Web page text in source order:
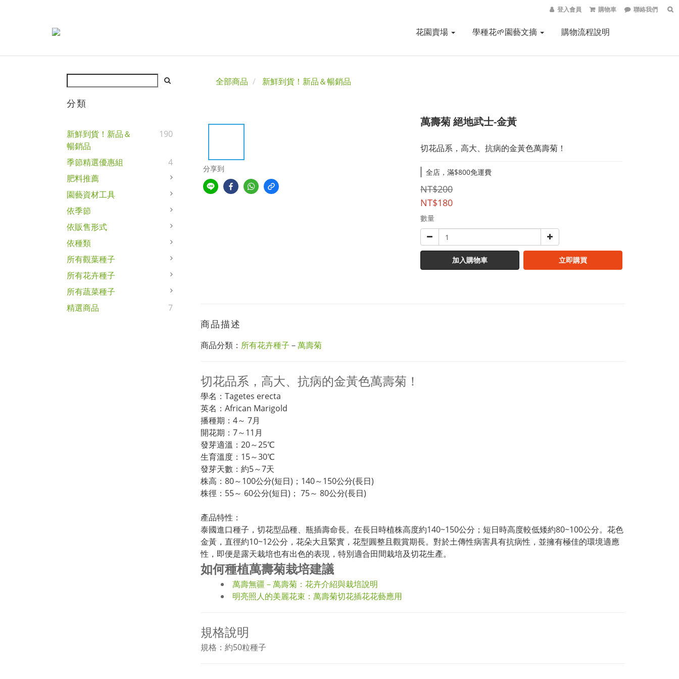
登入會員 購物車 聯絡我們
花園賣場 學種花🌱園藝文摘 購物流程說明
分類
新鮮到貨！新品＆
暢銷品
190
季節精選優惠組
4
肥料推薦
園藝資材工具
依季節
依販售形式
依種類
所有觀葉種子
所有花卉種子
所有蔬菜種子
精選商品
7
全部商品 新鮮到貨！新品＆暢銷品
分享到
萬壽菊 絕地武士-金黃
切花品系，高大、抗病的金黃色萬壽菊！
全店，滿$800免運費
NT$200
NT$180
數量
加入購物車 立即購買
商品描述
商品分類： 所有花卉種子 －萬壽菊
切花品系，高大、抗病的金黃色萬壽菊！
學名：Tagetes erecta
英名：African Marigold
播種期：4～ 7月
開花期：7～11月
發芽適溫：20～25℃
生育溫度：15～30℃
發芽天數：約5～7天
株高：80～100公分(短日)；140～150公分(長日)
株徑：55～ 60公分(短日)； 75～ 80公分(長日)
產品特性：
泰國進口種子，切花型品種、瓶插壽命長。在長日時植株高度約140~150公分；短日時高度較低矮約80~100公分。花色
金黃，直徑約10~12公分，花朵大且緊實，花型圓整且觀賞期長。對於土傳性病害具有抗病性，並擁有極佳的環境適應
性，即便是露天栽培也有出色的表現，特別適合田間栽培及切花生產。
如何種植萬壽菊栽培建議
萬壽無疆－萬壽菊：花卉介紹與栽培說明
明亮照人的美麗花束：萬壽菊切花插花花藝應用
規格說明
規格：約50粒種子